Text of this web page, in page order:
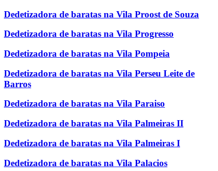
Dedetizadora de baratas na Vila Proost de Souza
Dedetizadora de baratas na Vila Progresso
Dedetizadora de baratas na Vila Pompeia
Dedetizadora de baratas na Vila Perseu Leite de
Barros
Dedetizadora de baratas na Vila Paraiso
Dedetizadora de baratas na Vila Palmeiras II
Dedetizadora de baratas na Vila Palmeiras I
Dedetizadora de baratas na Vila Palacios